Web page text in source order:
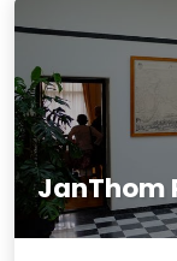
JanThom